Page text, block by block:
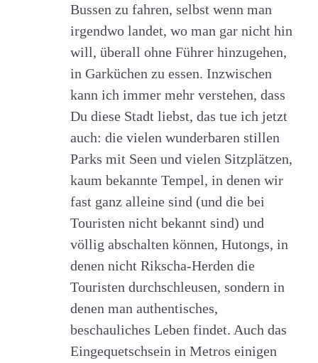
Bussen zu fahren, selbst wenn man
irgendwo landet, wo man gar nicht hin
will, überall ohne Führer hinzugehen,
in Garküchen zu essen. Inzwischen
kann ich immer mehr verstehen, dass
Du diese Stadt liebst, das tue ich jetzt
auch: die vielen wunderbaren stillen
Parks mit Seen und vielen Sitzplätzen,
kaum bekannte Tempel, in denen wir
fast ganz alleine sind (und die bei
Touristen nicht bekannt sind) und
völlig abschalten können, Hutongs, in
denen nicht Rikscha-Herden die
Touristen durchschleusen, sondern in
denen man authentisches,
beschauliches Leben findet. Auch das
Eingequetschsein in Metros einigen